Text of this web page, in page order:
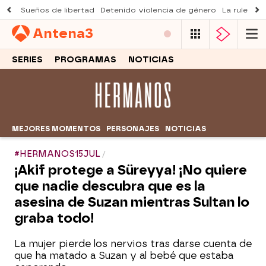
Sueños de libertad Detenido violencia de género La ruleta
Antena3
SERIES PROGRAMAS NOTICIAS
MEJORES MOMENTOS PERSONAJES NOTICIAS
#HERMANOS15JUL
¡Akif protege a Süreyya! ¡No quiere
que nadie descubra que es la
asesina de Suzan mientras Sultan lo
graba todo!
La mujer pierde los nervios tras darse cuenta de
que ha matado a Suzan y al bebé que estaba